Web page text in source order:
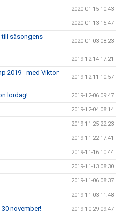
2020-01-15 10:43
2020-01-13 15:47
till säsongens
2020-01-03 08:23
2019-12-14 17:21
2019 - med Viktor
2019-12-11 10:57
lördag! 2019-12-06 09:47
2019-12-04 08:14
2019-11-25 22:23
2019-11-22 17:41
2019-11-16 10:44
2019-11-13 08:30
2019-11-06 08:37
2019-11-03 11:48
november! 2019-10-29 09:47